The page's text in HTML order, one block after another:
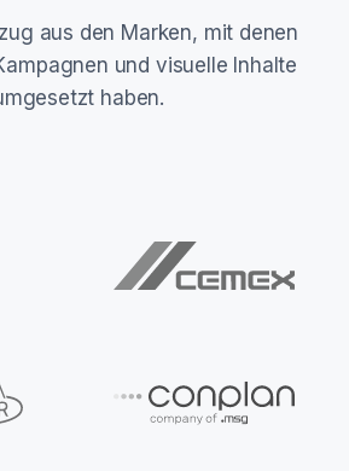
aus den Marken, mit denen
und visuelle Inhalte
haben.